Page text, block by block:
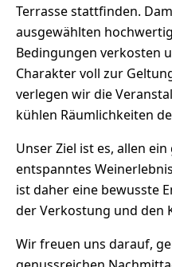
Terrasse stattfinden.
ausgewählten
Bedingungen verkosten
Charakter voll zur
verlegen wir die
kühlen Räumlichkeiten
Unser Ziel ist es, allen
entspanntes
ist daher eine bewusste
der Verkostung und den
Wir freuen uns darauf,